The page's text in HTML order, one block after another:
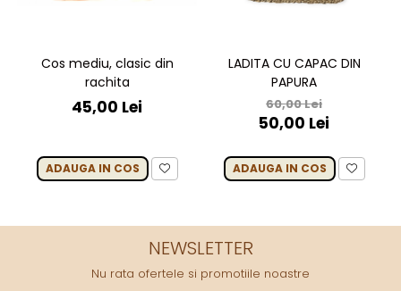
Cos mediu, clasic din
rachita
45,00 Lei
ADAUGA IN COS
LADITA CU CAPAC DIN
PAPURA
60,00 Lei
50,00 Lei
ADAUGA IN COS
NEWSLETTER
Nu rata ofertele si promotiile noastre